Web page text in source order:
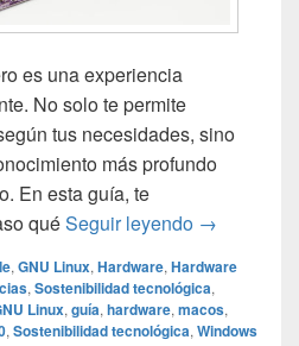
es una experiencia
No solo te permite
tus necesidades, sino
más profundo
En esta guía, te
quéSeguir leyendo Guía para
→
, GNU Linux, Hardware, Hardware
, Sostenibilidad tecnológica,
Linux, guía, hardware, macos,
, Sostenibilidad tecnológica, Windows